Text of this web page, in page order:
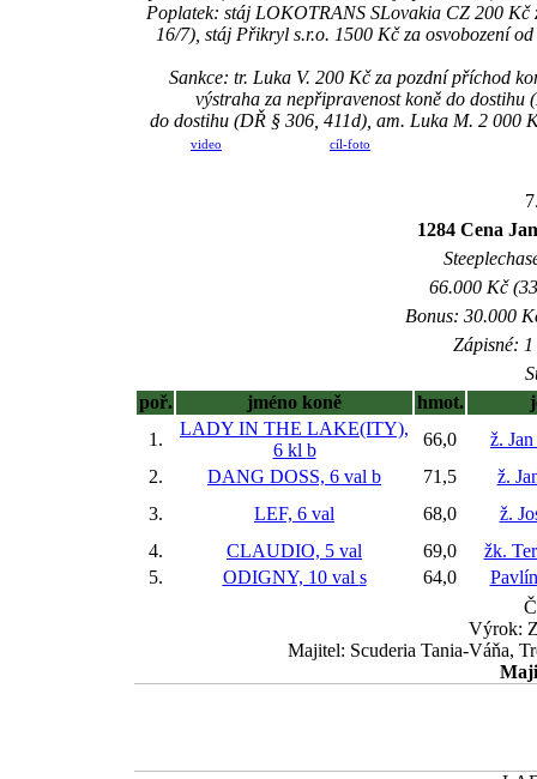
Poplatek: stáj LOKOTRANS SLovakia CZ 200
16/7), stáj Přikryl s.r.o. 1500 Kč za osvobození
Sankce: tr. Luka V. 200 Kč za pozdní příchod
výstraha za nepřipravenost koně do dostihu
do dostihu (DŘ § 306, 411d), am. Luka M. 2 000
video cíl-foto
1284 Cena
66.000 Kč
Bonus: 30.000
Zápisné:
poř.
jméno koně hmot.
1.
LADY IN THE LAKE(ITY),
6 kl b
66,0
ž.
2.
DANG DOSS, 6 val b 71,5
ž.
3.
LEF, 6 val 68,0
ž.
4.
CLAUDIO, 5 val 69,0
žk.
5.
ODIGNY, 10 val s 64,0
Výrok:
Majitel: Scuderia Tania-Váňa,